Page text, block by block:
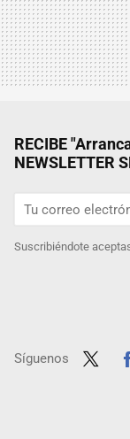
RECIBE
NEWSLETTER
Suscribiéndote
Síguenos